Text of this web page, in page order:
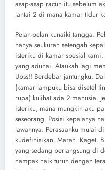
asap-asap racun itu sebelum
lantai 2 di mana kamar tidur
Pelan-pelan kunaiki tangga.
hanya seukuran setengah
isteriku di kamar spesial
yang aduhai. Ataukah lagi
Upss!! Berdebar jantungku.
(kamar lampuku bisa disetel
rupa) kulihat ada 2 manusia.
isteriku, mana mungkin aku
seseorang. Posisi kepalanya
lawannya. Perasaanku mulai
kudefinisikan. Marah. Kaget.
yang sedang berlangsung di
nampak naik turun dengan